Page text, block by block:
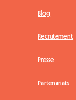
Blog
Recrutement
Presse
Partenariats